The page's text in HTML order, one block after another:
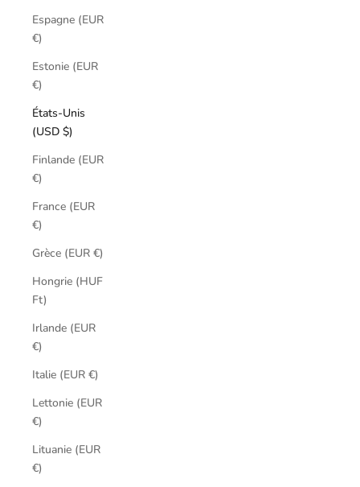
Espagne (EUR
€)
Estonie (EUR
€)
États-Unis
(USD $)
Finlande (EUR
€)
France (EUR
€)
Grèce (EUR €)
Hongrie (HUF
Ft)
Irlande (EUR
€)
Italie (EUR €)
Lettonie (EUR
€)
Lituanie (EUR
€)